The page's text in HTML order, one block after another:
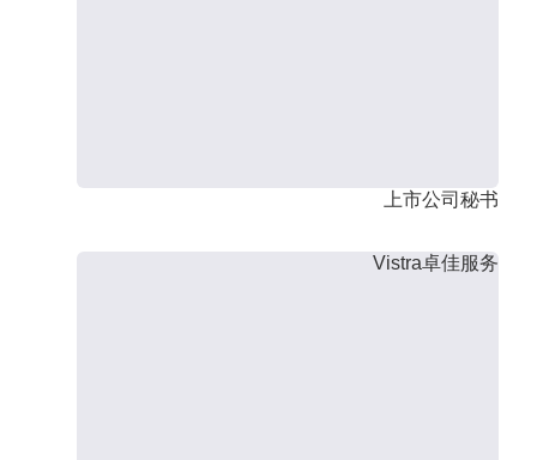
上市公司秘书
Vistra卓佳服务